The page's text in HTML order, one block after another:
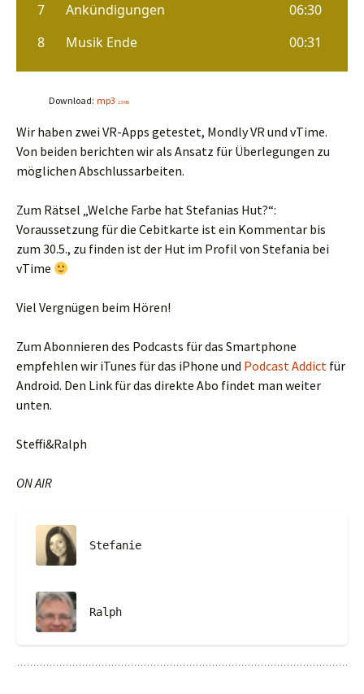
Download: mp3 23 MB
Wir haben zwei VR-Apps getestet, Mondly VR und vTime.
Von beiden berichten wir als Ansatz für Überlegungen zu
möglichen Abschlussarbeiten.
Zum Rätsel „Welche Farbe hat Stefanias Hut?“:
Voraussetzung für die Cebitkarte ist ein Kommentar bis
zum 30.5., zu finden ist der Hut im Profil von Stefania bei
vTime
Viel Vergnügen beim Hören!
Zum Abonnieren des Podcasts für das Smartphone
empfehlen wir iTunes für das iPhone und Podcast Addict für
Android. Den Link für das direkte Abo findet man weiter
unten.
Steffi&Ralph
ON AIR
Stefanie
Ralph